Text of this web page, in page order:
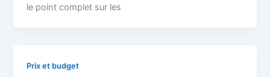
le point complet sur les
Prix et budget